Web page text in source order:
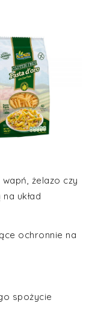
żelazo czy
układ
ochronnie na
spożycie